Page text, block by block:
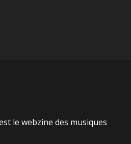
le webzine des musiques